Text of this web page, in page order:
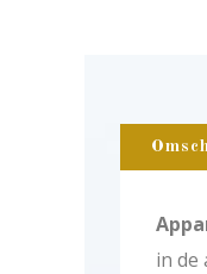
in de